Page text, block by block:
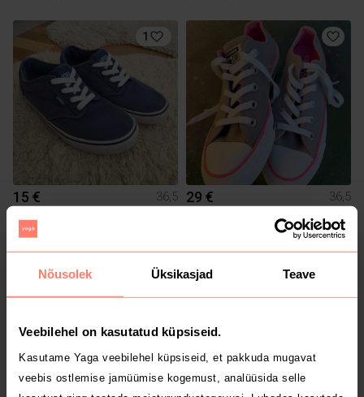
Nõusolek Üksikasjad Teave
Veebilehel on kasutatud küpsiseid.
Kasutame Yaga veebilehel küpsiseid, et pakkuda mugavat
veebis ostlemise jamüümise kogemust, analüüsida selle
1
15 €
36,5
29 €
36,5